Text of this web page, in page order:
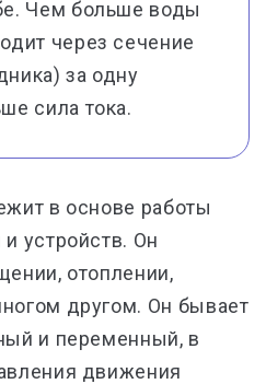
Чем больше воды
через сечение
за одну
сила тока.
в основе работы
устройств. Он
отоплении,
другом. Он бывает
и переменный, в
движения